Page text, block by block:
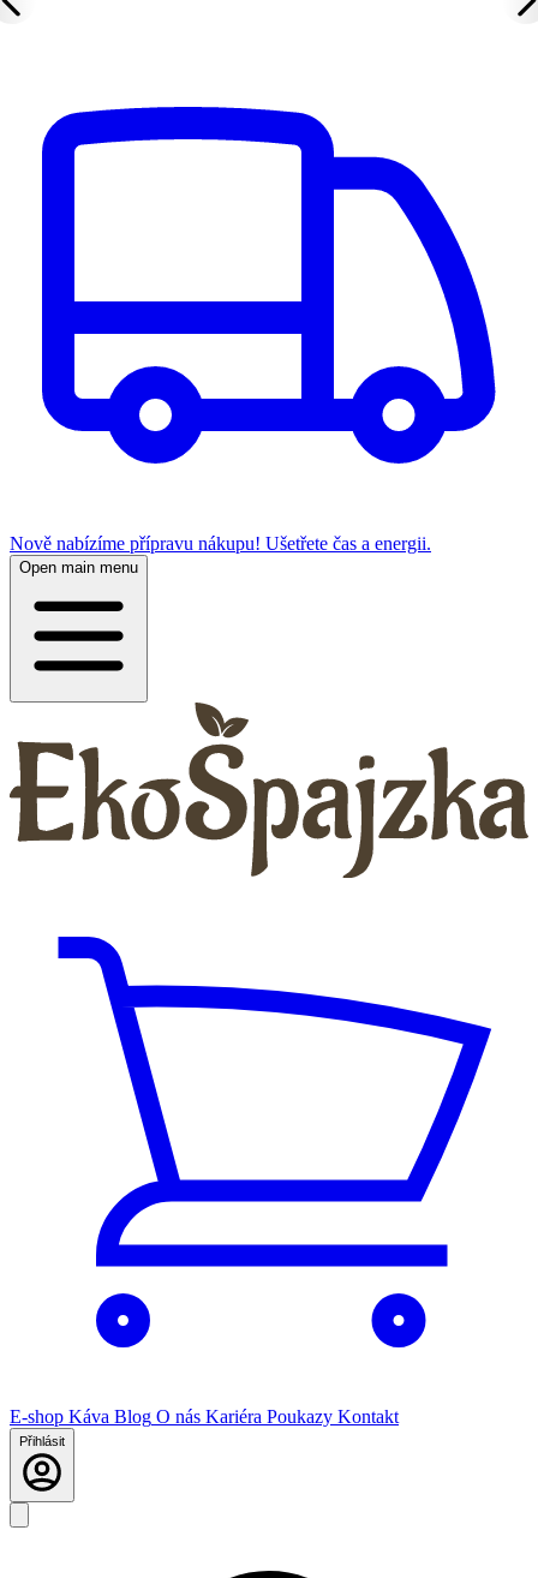
Nově nabízíme přípravu nákupu! Ušetřete čas a energii.
Open main menu
E-shop Káva Blog O nás Kariéra Poukazy Kontakt
Přihlásit